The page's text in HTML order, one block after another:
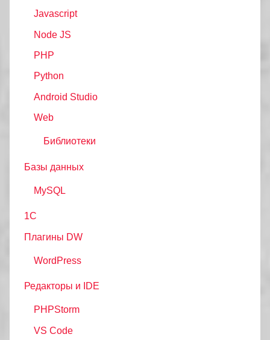
Javascript
Node JS
PHP
Python
Android Studio
Web
Библиотеки
Базы данных
MySQL
1С
Плагины DW
WordPress
Редакторы и IDE
PHPStorm
VS Code